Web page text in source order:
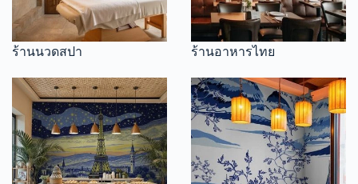
ร้านนวดสปา ร้านอาหารไทย